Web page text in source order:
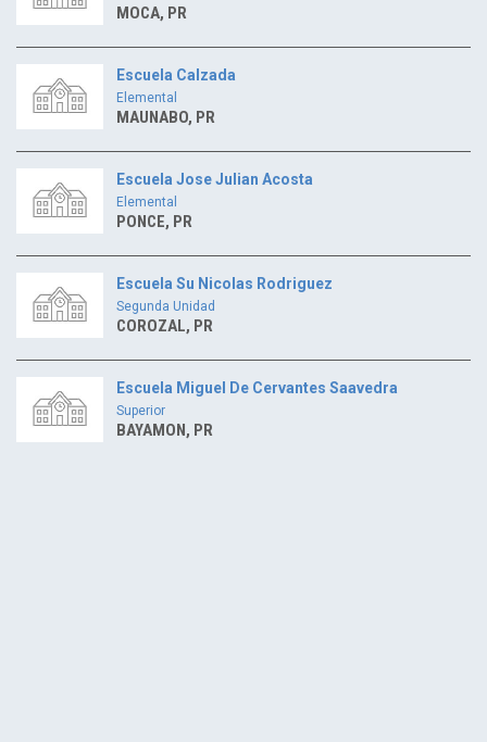
MOCA, PR
Escuela Calzada
Elemental
MAUNABO, PR
Escuela Jose Julian Acosta
Elemental
PONCE, PR
Escuela Su Nicolas Rodriguez
Segunda Unidad
COROZAL, PR
Escuela Miguel De Cervantes Saavedra
Superior
BAYAMON, PR